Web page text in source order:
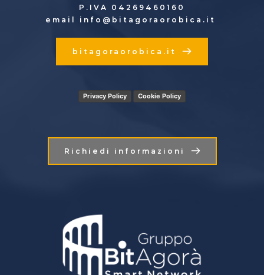
P.IVA 04269460160
email info @bitagoraorobica.it
bitagoraorobica.it
Privacy Policy Cookie Policy
Richiedi informazioni